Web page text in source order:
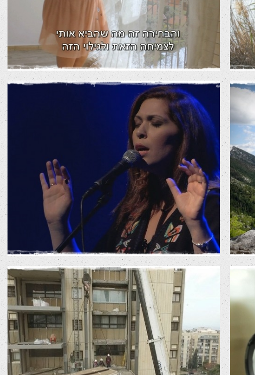
עדי כהן – שירי לוחמים
הופעות מוזיקה ומחול
סרטי שיווק לרשתות
חברתיות
צחור הנדסה ובניה בע"מ
סרטוני עדויות סרטי תדמית